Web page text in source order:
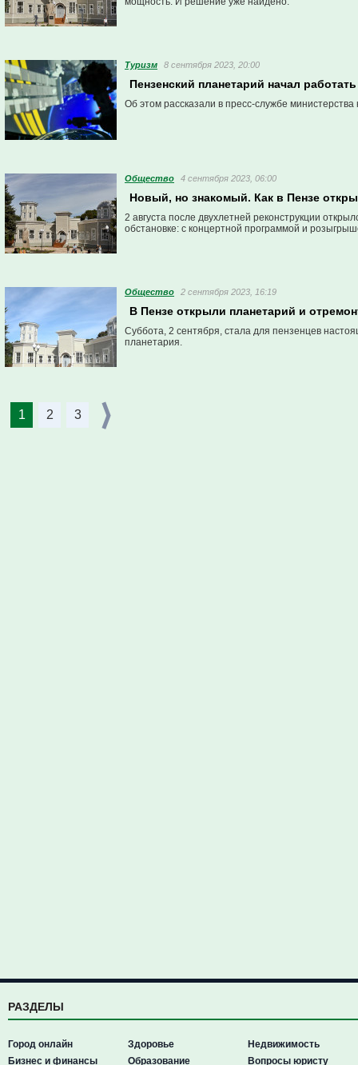
Туризм 8 сентября 2023, 20:00
Пензенский планетарий начал
Об этом рассказали в пресс-службе
Общество 4 сентября 2023, 06:00
Новый, но знакомый. Как в Пензе
2 августа после двухлетней реконструкции
обстановке: с концертной программой и
Общество 2 сентября 2023, 16:19
В Пензе открыли планетарий и
Суббота, 2 сентября, стала для пензенцев
планетария.
1 2 3
РАЗДЕЛЫ
Город онлайн
Бизнес и финансы
Здоровье
Образование
Недвижимость
Вопросы юристу